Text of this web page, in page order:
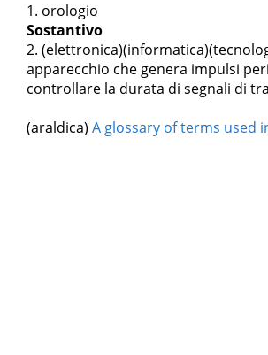
orologio
Sostantivo
apparecchio che genera impulsi
controllare la durata di segnali di
(araldica) A glossary of terms used